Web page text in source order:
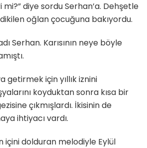
mi?” diye sordu Serhan’a. Dehşetle
oğlan çocuğuna bakıyordu.
Serhan. Karısının neye böyle
getirmek için yıllık iznini
koyduktan sonra kısa bir
çıkmışlardı. İkisinin de
ihtiyacı vardı.
içini dolduran melodiyle Eylül